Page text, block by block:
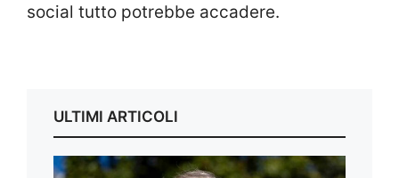
social tutto potrebbe accadere.
ULTIMI ARTICOLI